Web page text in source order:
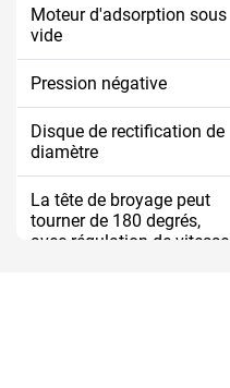
Moteur d'adsorption sous
vide
Pression négative
Disque de rectification de
diamètre
La tête de broyage peut
tourner de 180 degrés,
avec régulation de vitesse